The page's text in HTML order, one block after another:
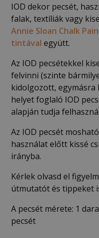
IOD dekor pecsét,
falak, textíliák vagy
Annie Sloan Chalk
tintával együtt.
Az IOD pecsétekkel
felvinni (szinte
kidolgozott, egymásra
helyet foglaló IOD
alapján tudja
Az IOD pecsét
használat előtt kissé
irányba.
Kérlek olvasd el
útmutatót és tippeket
A pecsét mérete: 1
pecsét